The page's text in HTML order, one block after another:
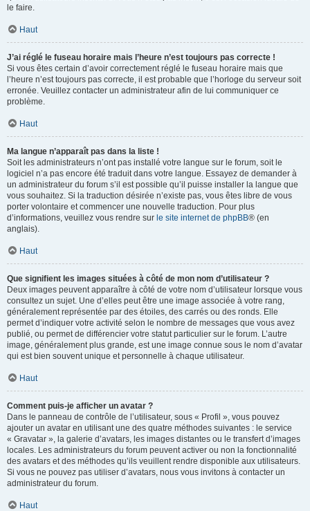
le faire.
Haut
J’ai réglé le fuseau horaire mais l’heure n’est toujours pas correcte !
Si vous êtes certain d’avoir correctement réglé le fuseau horaire mais que
l’heure n’est toujours pas correcte, il est probable que l’horloge du serveur soit
erronée. Veuillez contacter un administrateur afin de lui communiquer ce
problème.
Haut
Ma langue n’apparaît pas dans la liste !
Soit les administrateurs n’ont pas installé votre langue sur le forum, soit le
logiciel n’a pas encore été traduit dans votre langue. Essayez de demander à
un administrateur du forum s’il est possible qu’il puisse installer la langue que
vous souhaitez. Si la traduction désirée n’existe pas, vous êtes libre de vous
porter volontaire et commencer une nouvelle traduction. Pour plus
d’informations, veuillez vous rendre sur le site internet de phpBB® (en
anglais).
Haut
Que signifient les images situées à côté de mon nom d’utilisateur ?
Deux images peuvent apparaître à côté de votre nom d’utilisateur lorsque vous
consultez un sujet. Une d’elles peut être une image associée à votre rang,
généralement représentée par des étoiles, des carrés ou des ronds. Elle
permet d’indiquer votre activité selon le nombre de messages que vous avez
publié, ou permet de différencier votre statut particulier sur le forum. L’autre
image, généralement plus grande, est une image connue sous le nom d’avatar
qui est bien souvent unique et personnelle à chaque utilisateur.
Haut
Comment puis-je afficher un avatar ?
Dans le panneau de contrôle de l’utilisateur, sous « Profil », vous pouvez
ajouter un avatar en utilisant une des quatre méthodes suivantes : le service
« Gravatar », la galerie d’avatars, les images distantes ou le transfert d’images
locales. Les administrateurs du forum peuvent activer ou non la fonctionnalité
des avatars et des méthodes qu’ils veuillent rendre disponible aux utilisateurs.
Si vous ne pouvez pas utiliser d’avatars, nous vous invitons à contacter un
administrateur du forum.
Haut